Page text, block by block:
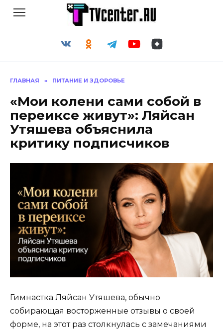
ГЛАВНАЯ » ПИТАНИЕ И ЗДОРОВЬЕ
«Мои колени сами собой в
переиксе живут»: Ляйсан
Утяшева объяснила
критику подписчиков
Гимнастка Ляйсан Утяшева, обычно
собирающая восторженные отзывы о своей
форме, на этот раз столкнулась с замечаниями